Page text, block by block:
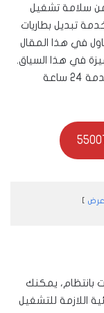
سلامة تشغيل
تبديل بطاريات
في هذا المقال
في هذا السياق.
خدمة تبديل بطاريات سيارات في الفروانية – خدمة 24 ساعة
عرض
بانتظام، يمكنك
اللازمة للتشغيل